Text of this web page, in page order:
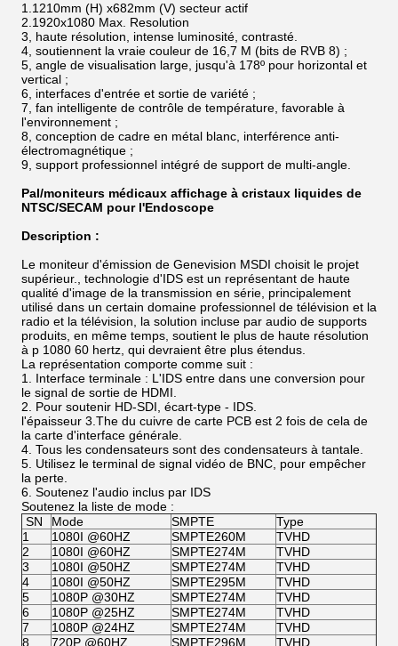
1.1210mm (H) x682mm (V) secteur actif
2.1920x1080 Max. Resolution
3, haute résolution, intense luminosité, contrasté.
4, soutiennent la vraie couleur de 16,7 M (bits de RVB 8) ;
5, angle de visualisation large, jusqu'à 178º pour horizontal et
vertical ;
6, interfaces d'entrée et sortie de variété ;
7, fan intelligente de contrôle de température, favorable à
l'environnement ;
8, conception de cadre en métal blanc, interférence anti-
électromagnétique ;
9, support professionnel intégré de support de multi-angle.
Pal/moniteurs médicaux affichage à cristaux liquides de
NTSC/SECAM pour l'Endoscope
Description :
Le moniteur d'émission de Genevision MSDI choisit le projet
supérieur., technologie d'IDS est un représentant de haute
qualité d'image de la transmission en série, principalement
utilisé dans un certain domaine professionnel de télévision et la
radio et la télévision, la solution incluse par audio de supports
produits, en même temps, soutient le plus de haute résolution
à p 1080 60 hertz, qui devraient être plus étendus.
La représentation comporte comme suit :
1. Interface terminale : L'IDS entre dans une conversion pour
le signal de sortie de HDMI.
2. Pour soutenir HD-SDI, écart-type - IDS.
l'épaisseur 3.The du cuivre de carte PCB est 2 fois de cela de
la carte d'interface générale.
4. Tous les condensateurs sont des condensateurs à tantale.
5. Utilisez le terminal de signal vidéo de BNC, pour empêcher
la perte.
6. Soutenez l'audio inclus par IDS
Soutenez la liste de mode :
SN
Mode SMPTE
Type
1
1080I @60HZ SMPTE260M
TVHD
2
1080I @60HZ SMPTE274M
TVHD
3
1080I @50HZ SMPTE274M
TVHD
4
1080I @50HZ SMPTE295M
TVHD
5
1080P @30HZ SMPTE274M
TVHD
6
1080P @25HZ SMPTE274M
TVHD
7
1080P @24HZ SMPTE274M
TVHD
8
720P @60HZ SMPTE296M TVHD